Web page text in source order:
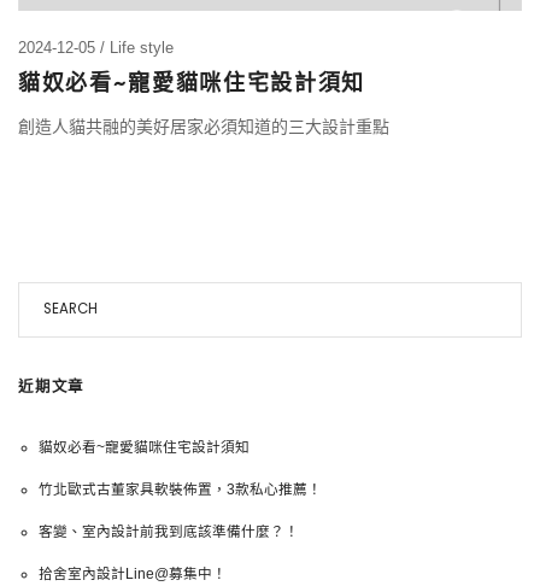
2024-12-05 Life style
貓奴必看~寵愛貓咪住宅設計須知
創造人貓共融的美好居家必須知道的三大設計重點
近期文章
貓奴必看~寵愛貓咪住宅設計須知
竹北歐式古董家具軟裝佈置，3款私心推薦！
客變、室內設計前我到底該準備什麼？！
拾舍室內設計Line@募集中！